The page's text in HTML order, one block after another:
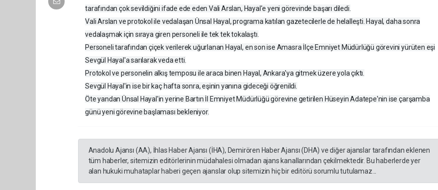
tarafından çok sevildiğini ifade ede eden Vali Arslan, Hayal'e yeni görevinde başarı diledi.
Vali Arslan ve protokol ile vedalaşan Ünsal Hayal, programa katılan gazetecilerle de helalleşti. Hayal, daha sonra
vedalaşmak için sıraya giren personeli ile tek tek tokalaştı.
Personeli tarafından çiçek verilerek uğurlanan Hayal, en son ise Amasra İlçe Emniyet Müdürlüğü görevini yürüten eşi
Sevgül Hayal'a sarılarak veda etti.
Protokol ve personelin alkış temposu ile araca binen Hayal, Ankara'ya gitmek üzere yola çıktı.
Sevgül Hayal'in ise bir kaç hafta sonra, eşinin yanına gideceği öğrenildi.
Öte yandan Ünsal Hayal'in yerine Bartın İl Emniyet Müdürlüğü görevine getirilen Hüseyin Adatepe'nin ise çarşamba
günü yeni görevine başlaması bekleniyor.
Anadolu Ajansı (AA), İhlas Haber Ajansı (İHA), Demirören Haber Ajansı (DHA) ve diğer ajanslar tarafından eklenen
tüm haberler, sitemizin editörlerinin müdahalesi olmadan ajans kanallarından çekilmektedir. Bu haberlerde yer
alan hukuki muhataplar haberi geçen ajanslar olup sitemizin hiç bir editörü sorumlu tutulamaz...